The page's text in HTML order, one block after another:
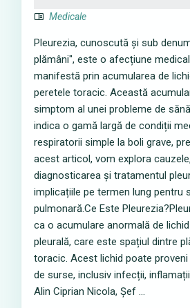
Medicale
Pleurezia, cunoscută și sub
plămâni", este o afecțiune
manifestă prin acumularea de
peretele toracic. Această
simptom al unei probleme de
indica o gamă largă de condiții
respiratorii simple la boli grave,
acest articol, vom explora
diagnosticarea și tratamentul
implicațiile pe termen lung pentru
pulmonară.Ce Este
ca o acumulare anormală de
pleurală, care este spațiul dintre
toracic. Acest lichid poate
de surse, inclusiv infecții,
Alin Ciprian Nicola, Șef ...